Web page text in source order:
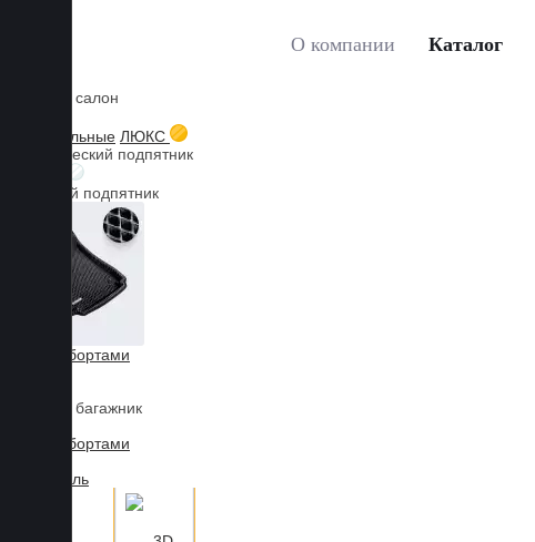
О компании Каталог
Коврики в салон
3D текстильные ЛЮКС
Металлический подпятник
Резиновый подпятник
3D Eva с бортами
Коврики в багажник
3D Eva с бортами
3D Текстиль
Главная